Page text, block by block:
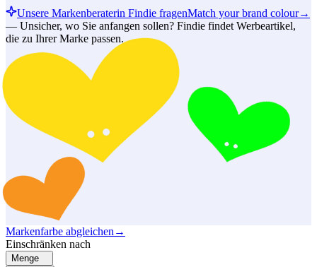
Unsere Markenberaterin Findie fragenMatch your brand colour→
— Unsicher, wo Sie anfangen sollen? Findie findet Werbeartikel,
die zu Ihrer Marke passen.
Markenfarbe abgleichen →
Einschränken nach
Menge